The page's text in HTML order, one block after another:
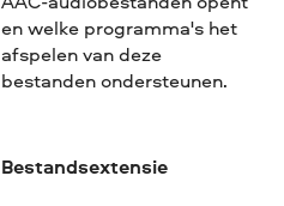
en welke programma's het
afspelen van deze
bestanden ondersteunen.
Bestandsextensie